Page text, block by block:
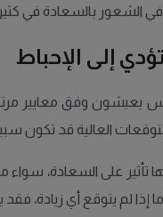
في الشعور بالسعادة في
إلى الإحباط
يعيشون وفق معايير
العالية قد تكون
إذا لم يتوقع أي زيادة،